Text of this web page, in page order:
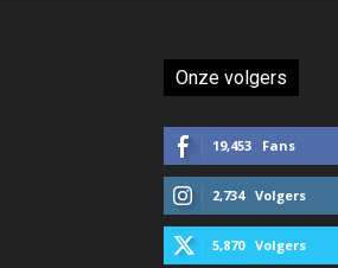
Onze volgers
19,453 Fans
2,734 Volgers
5,870 Volgers